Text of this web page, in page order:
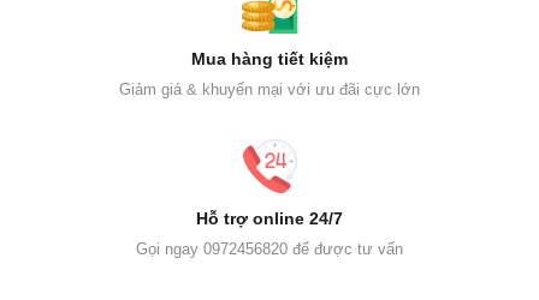
Mua hàng tiết kiệm
Giảm giá & khuyến mại với ưu đãi cực lớn
Hỗ trợ online 24/7
Gọi ngay 0972456820 để được tư vấn